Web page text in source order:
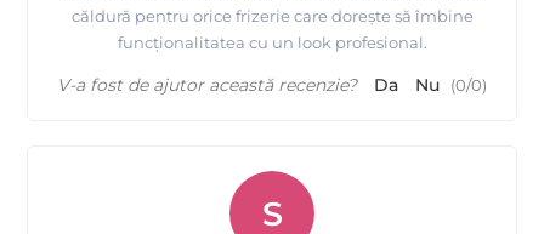
căldură pentru orice frizerie care dorește să îmbine
funcționalitatea cu un look profesional.
V-a fost de ajutor această recenzie? Da Nu (0/0)
S